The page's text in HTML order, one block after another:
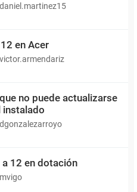
daniel.martinez15
en Acer
victor.armendariz
no puede actualizarse
instalado
dgonzalezarroyo
12 en dotación
mvigo